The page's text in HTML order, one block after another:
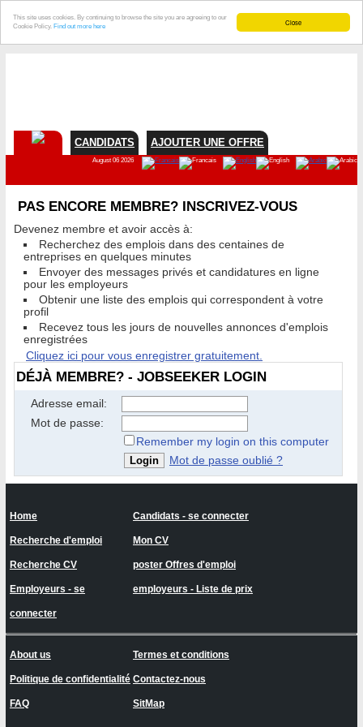
Close
This site uses cookies. By continuing to browse the site you are agreeing to our
Cookie Policy. Find out more here
CANDIDATS AJOUTER UNE OFFRE
August 06 2026
PAS ENCORE MEMBRE? INSCRIVEZ-VOUS
Devenez membre et avoir accès à:
Recherchez des emplois dans des centaines de
entreprises en quelques minutes
Envoyer des messages privés et candidatures en ligne
pour les employeurs
Obtenir une liste des emplois qui correspondent à votre
profil
Recevez tous les jours de nouvelles annonces d'emplois
enregistrées
Cliquez ici pour vous enregistrer gratuitement.
DÉJÀ MEMBRE? - JOBSEEKER LOGIN
Adresse email:
Mot de passe:
Remember my login on this computer
Mot de passe oublié ?
Home Candidats - se connecter
Recherche d'emploi Mon CV
Recherche CV poster Offres d'emploi
Employeurs - se
connecter
employeurs - Liste de prix
About us Termes et conditions
Politique de confidentialité Contactez-nous
FAQ SitMap